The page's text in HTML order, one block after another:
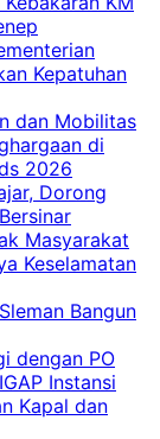
Kepatuhan
dan Mobilitas
di
2026
Dorong
Masyarakat
Keselamatan
Bangun
dengan PO
Instansi
Kapal dan